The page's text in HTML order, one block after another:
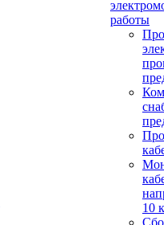
работы
10